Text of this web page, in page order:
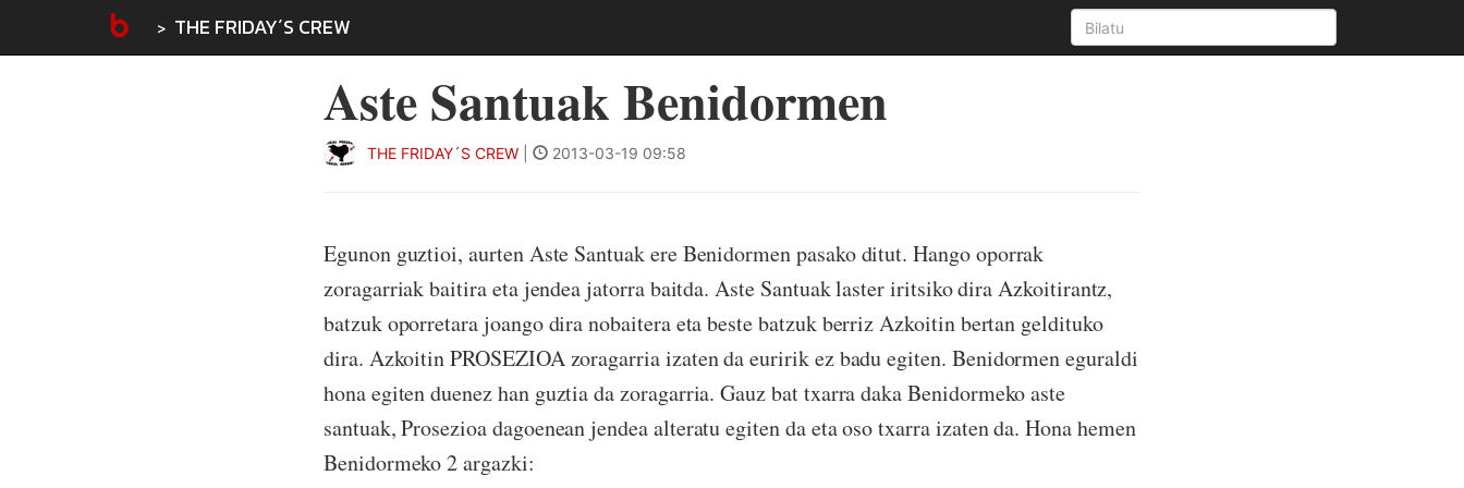
THE FRIDAY´S CREW
Aste Santuak Benidormen
THE FRIDAY´S CREW 2013-03-19 09:58
Egunon guztioi, aurten Aste Santuak ere Benidormen pasako ditut. Hango oporrak
zoragarriak baitira eta jendea jatorra baitda. Aste Santuak laster iritsiko dira Azkoitirantz,
batzuk oporretara joango dira nobaitera eta beste batzuk berriz Azkoitin bertan geldituko
dira. Azkoitin PROSEZIOA zoragarria izaten da euririk ez badu egiten. Benidormen eguraldi
hona egiten duenez han guztia da zoragarria. Gauz bat txarra daka Benidormeko aste
santuak, Prosezioa dagoenean jendea alteratu egiten da eta oso txarra izaten da. Hona hemen
Benidormeko 2 argazki: